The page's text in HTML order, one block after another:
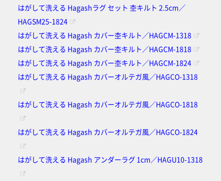
はがして洗える Hagashラグ セット 杢キルト 2.5cm／
HAGSM25-1824
はがして洗える Hagash カバー杢キルト／HAGCM-1318
はがして洗える Hagash カバー杢キルト／HAGCM-1818
はがして洗える Hagash カバー杢キルト／HAGCM-1824
はがして洗える Hagash カバーオルテガ風／HAGCO-1318
はがして洗える Hagash カバーオルテガ風／HAGCO-1818
はがして洗える Hagash カバーオルテガ風／HAGCO-1824
はがして洗える Hagash アンダーラグ 1cm／HAGU10-1318